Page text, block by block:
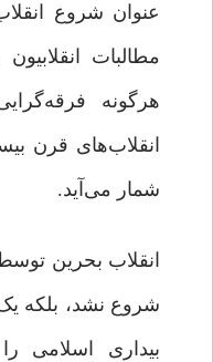
عنوان شروع
مطالبات
هرگونه
انقلاب‌های قرن
شمار می‌آید.
انقلاب بحرین
شروع نشد، بلکه
بیداری اسلامی